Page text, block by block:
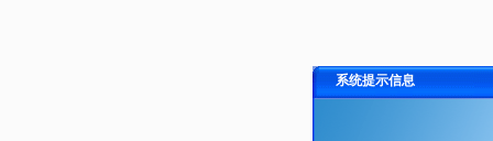
系统提示信息